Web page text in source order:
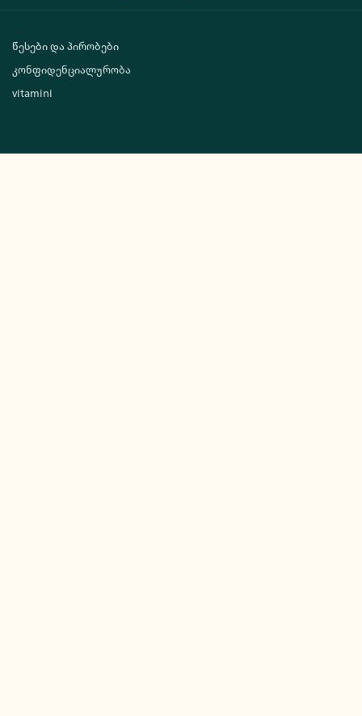
წესები და პირობები
კონფიდენციალურობა
vitamini